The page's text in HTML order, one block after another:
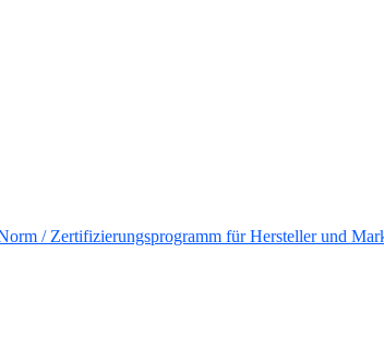
/ Zertifizierungsprogramm für Hersteller und